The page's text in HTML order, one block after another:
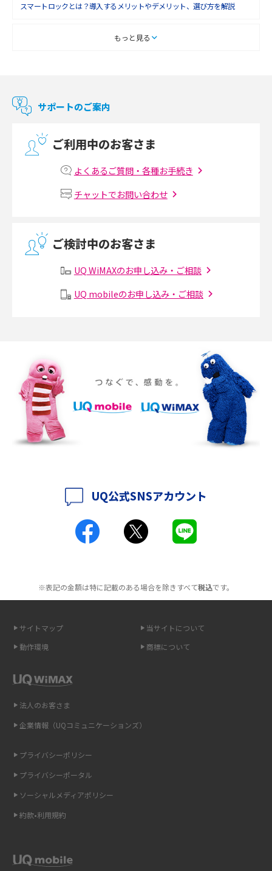
スマートロックとは？導入するメリットやデメリット、選び方を解説
スマートテレビとは？特徴や選び方、使い方をわかりやすく解説
マンションで使えるWi-Fiは？種類ごとの特徴や選び方を紹介
マンションで光回線の利用を始める手順は？設備状況の確認方法も解説
Wi-Fiルーターの設定方法をわかりやすく解説！事前に準備すべきものも紹
無線LANとは？メリット・デメリットや接続方法を解説
メッシュWi-Fiとは？仕組みやメリット・デメリット、中継機との違いを解
ポケット型Wi-Fiをレンタルするメリットとは？選び方や向いている方の特
徴も紹介
持ち運びできるポケット型Wi-Fiのおススメの選び方は？メリット・デメリ
ットも紹介
ポケット型Wi-Fiとは？通信の仕組みやメリット・デメリットを解説
工事不要！置くだけWi-Fiの特徴は？メリット・デメリットや選び方を解説
無制限で利用できるポケット型Wi-Fiは？選び方や通信費を抑える方法も紹
ポケット型Wi-Fi（モバイルWi-Fi）とは？おススメする方の特徴や選び方を
即日受け取りできるポケット型Wi-Fiはある？すぐに使うための方法や注意
ONU（光回線終端装置）とは？モデム・ルーター・ホームゲートウェイと
ギガバイト（GB）とは？1GBの目安やギガが足りない時の対処法を紹介
Wi-Fi 6とは？Wi-Fi 5との違いやメリットと注意点、規格の種類も解説
Wi-Fiを自宅に設置する方法は？必要なことやポイントも紹介
もっと見る
サポートのご案内
ご利用中のお客さま
よくあるご質問・各種お手続き
チャットでお問い合わせ
ご検討中のお客さま
UQ WiMAXのお申し込み・ご相談
UQ mobileのお申し込み・ご相談
UQ公式SNSアカウント
※表記の金額は特に記載のある場合を除きすべて税込です。
サイトマップ
当サイトについて
動作環境
商標について
法人のお客さま
企業情報（UQコミュニケーションズ）
プライバシーポリシー
プライバシーポータル
ソーシャルメディアポリシー
約款•利用規約